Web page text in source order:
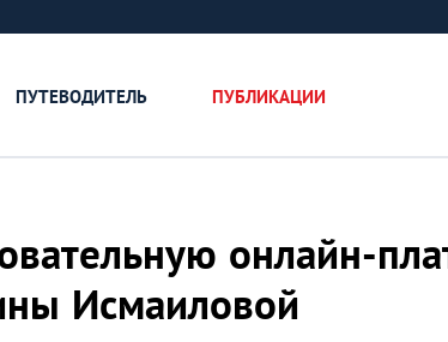
ПУТЕВОДИТЕЛЬ ПУБЛИКАЦИИ
онлайн-
Исмаиловой